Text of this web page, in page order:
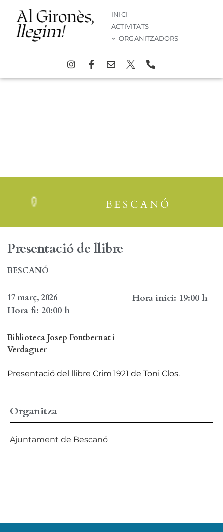
INICI
ACTIVITATS
ORGANITZADORS
BESCANÓ
Presentació de llibre
BESCANÓ
17 març, 2026
Hora inici: 19:00 h
Hora fi: 20:00 h
Biblioteca Josep Fontbernat i
Verdaguer
Presentació del llibre Crim 1921 de Toni Clos.
Organitza
Ajuntament de Bescanó